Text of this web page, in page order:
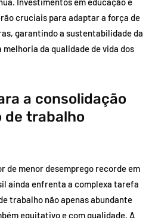
cruciais para adaptar a força de
garantindo a sustentabilidade da
da qualidade de vida dos
a consolidação
de trabalho
de menor desemprego recorde em
ainda enfrenta a complexa tarefa
trabalho não apenas abundante
equitativo e com qualidade. A